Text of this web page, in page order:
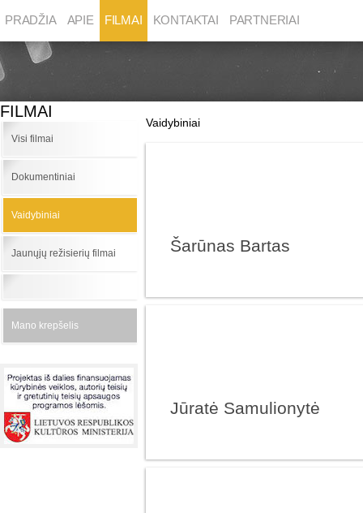
PRADŽIA APIE FILMAI KONTAKTAI PARTNERIAI
FILMAI
Visi filmai
Dokumentiniai
Vaidybiniai
Jaunųjų režisierių filmai
Mano krepšelis
Vaidybiniai
Šarūnas Bartas
Jūratė Samulionytė